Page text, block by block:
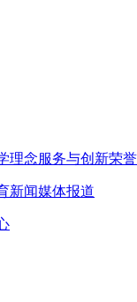
理念服务与创新荣
新闻媒体报道